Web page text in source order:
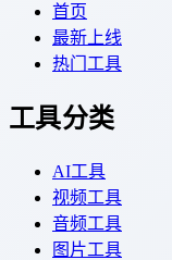
首页
最新上线
热门工具
工具分类
AI工具
视频工具
音频工具
图片工具